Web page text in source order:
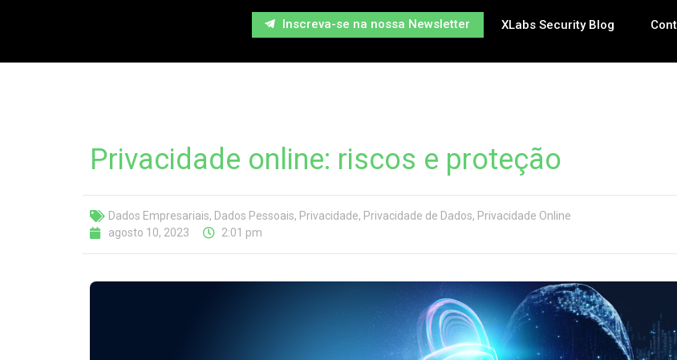
Inscreva-se na nossa Newsletter XLabs Security Blog
Privacidade online: riscos e proteção
Dados Empresariais, Dados Pessoais, Privacidade, Privacidade de Dados, Privacidade Online
agosto 10, 2023
2:01 pm